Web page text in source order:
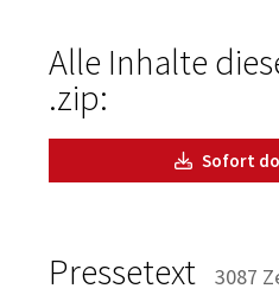
Alle Inhalte
.zip:
Sofort
Pressetext 3087